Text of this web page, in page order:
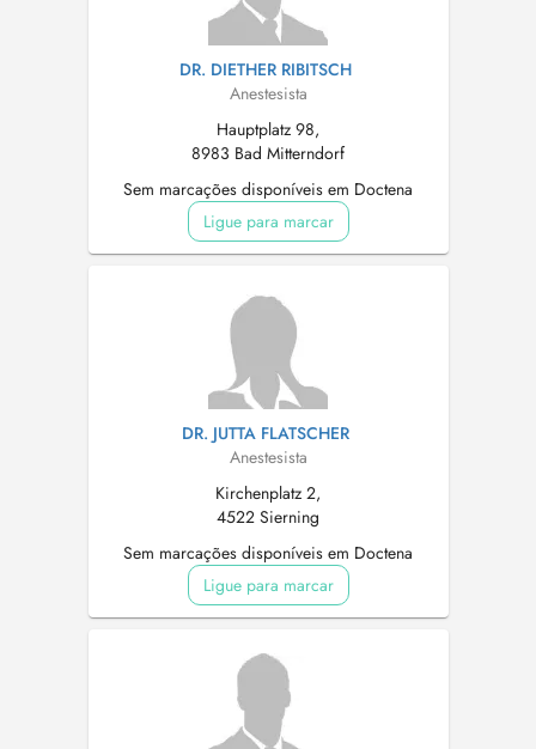
DR. DIETHER RIBITSCH
Anestesista
Hauptplatz 98,
8983 Bad Mitterndorf
Sem marcações disponíveis em Doctena
Ligue para marcar
DR. JUTTA FLATSCHER
Anestesista
Kirchenplatz 2,
4522 Sierning
Sem marcações disponíveis em Doctena
Ligue para marcar